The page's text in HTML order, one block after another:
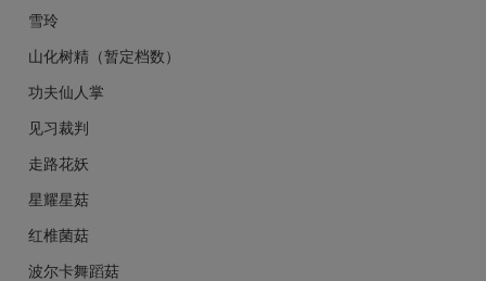
雪玲
山化树精（暂定档数）
功夫仙人掌
见习裁判
走路花妖
星耀星菇
红椎菌菇
波尔卡舞蹈菇